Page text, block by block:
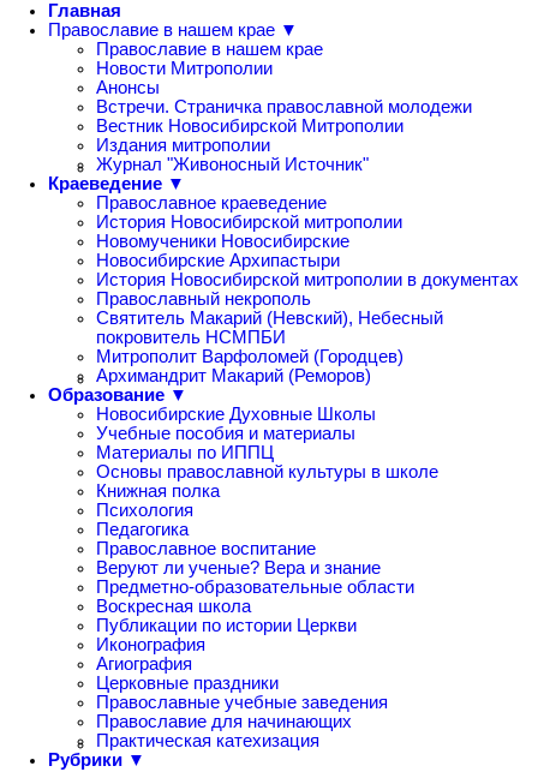
Главная
Православие в нашем крае ▼
Православие в нашем крае
Новости Митрополии
Анонсы
Встречи. Страничка православной молодежи
Вестник Новосибирской Митрополии
Издания митрополии
Журнал "Живоносный Источник"
Краеведение ▼
Православное краеведение
История Новосибирской митрополии
Новомученики Новосибирские
Новосибирские Архипастыри
История Новосибирской митрополии в документах
Православный некрополь
Святитель Макарий (Невский), Небесный
покровитель НСМПБИ
Митрополит Варфоломей (Городцев)
Архимандрит Макарий (Реморов)
Образование ▼
Новосибирские Духовные Школы
Учебные пособия и материалы
Материалы по ИППЦ
Основы православной культуры в школе
Книжная полка
Психология
Педагогика
Православное воспитание
Веруют ли ученые? Вера и знание
Предметно-образовательные области
Воскресная школа
Публикации по истории Церкви
Иконография
Агиография
Церковные праздники
Православные учебные заведения
Православие для начинающих
Практическая катехизация
Рубрики ▼